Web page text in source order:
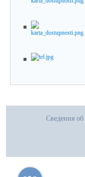
Сведения об